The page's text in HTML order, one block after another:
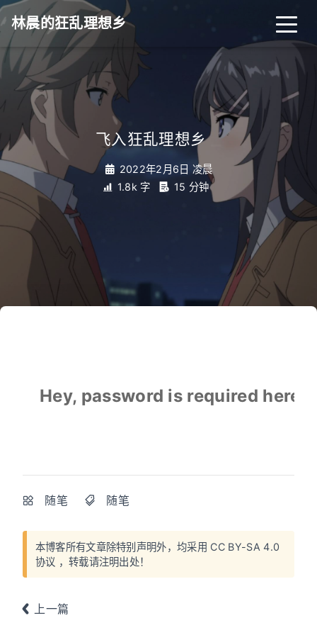
林晨的狂乱理想乡
飞入狂乱理想乡_
2022年2月6日 凌晨
1.8k 字
15 分钟
Hey, password is required here.
随笔 随笔
本博客所有文章除特别声明外，均采用 CC BY-SA 4.0
协议 ，转载请注明出处！
上一篇